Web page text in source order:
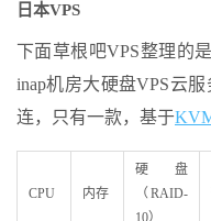
日本VPS
下面草根吧VPS整理的
inap机房大硬盘VPS云
连，只有一款，基于
CPU 内存
硬盘
（RAID-
10）